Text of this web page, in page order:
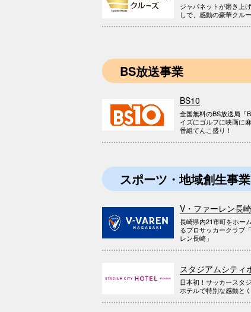
ジャパネットが磨き上
しで、感動の豪華クルー
BS放送事業
BS10
全国無料のBS放送局『
イズにゴルフに映画に
番組てんこ盛り！
スポーツ・地域創生事業
V・ファーレン長崎
長崎県内21市町をホー
るプロサッカークラブ
レン長崎」
スタジアムシティ
日本初！サッカースタ
ホテルで特別な感動とく